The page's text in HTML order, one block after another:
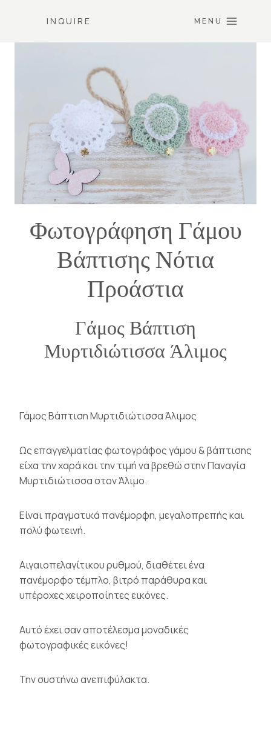
INQUIRE MENU
Φωτογράφηση Γάμου
Βάπτισης Νότια
Προάστια
Γάμος Βάπτιση
Μυρτιδιώτισσα Άλιμος
Γάμος Βάπτιση Μυρτιδιώτισσα Άλιμος
Ως επαγγελματίας φωτογράφος γάμου & βάπτισης
είχα την χαρά και την τιμή να βρεθώ στηνΠαναγία
Μυρτιδιώτισσα στον Άλιμο.
Είναι πραγματικά πανέμορφη, μεγαλοπρεπής και
πολύ φωτεινή.
Αιγαιοπελαγίτικου ρυθμού, διαθέτει ένα
πανέμορφο τέμπλο, βιτρό παράθυρα και
υπέροχες χειροποίητες εικόνες.
Αυτό έχει σαν αποτέλεσμα μοναδικές
φωτογραφικές εικόνες!
Την συστήνω ανεπιφύλακτα.